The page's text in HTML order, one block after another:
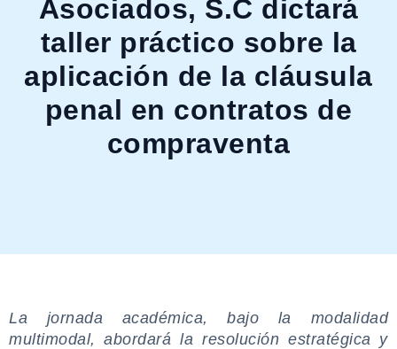
Asociados, S.C dictará
taller práctico sobre la
aplicación de la cláusula
penal en contratos de
compraventa
La jornada académica, bajo la modalidad
multimodal, abordará la resolución estratégica y